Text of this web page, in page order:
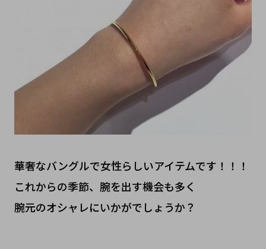
華奢なバングルで女性らしいアイテムです！！！
これからの季節、腕を出す機会も多く
腕元のオシャレにいかがでしょうか？